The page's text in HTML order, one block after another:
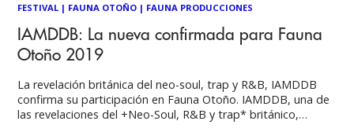
FESTIVAL | FAUNA OTOÑO | FAUNA PRODUCCIONES
IAMDDB: La nueva confirmada para Fauna
Otoño 2019
La revelación británica del neo-soul, trap y R&B, IAMDDB
confirma su participación en Fauna Otoño. IAMDDB, una de
las revelaciones del +Neo-Soul, R&B y trap* británico,